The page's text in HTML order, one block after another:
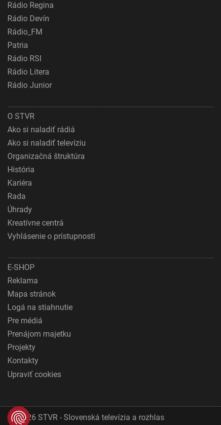
Rádio Regina
Rádio Devín
Rádio_FM
Patria
Rádio RSI
Rádio Litera
Rádio Junior
O STVR
Ako si naladiť rádiá
Ako si naladiť televíziu
Organizačná štruktúra
História
Kariéra
Rada
Úhrady
Kreatívne centrá
Vyhlásenie o prístupnosti
E-SHOP
Reklama
Mapa stránok
Logá na stiahnutie
Pre médiá
Prenájom majetku
Projekty
Kontakty
Upraviť cookies
© 2026 STVR - Slovenská televízia a rozhlas